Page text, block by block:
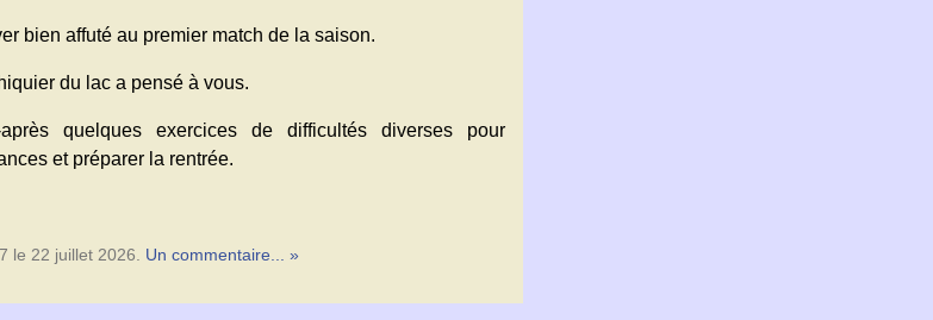
bien affuté au premier match de la saison.
du lac a pensé à vous.
quelques exercices de difficultés diverses pour
et préparer la rentrée.
le 22 juillet 2026. Un commentaire... »